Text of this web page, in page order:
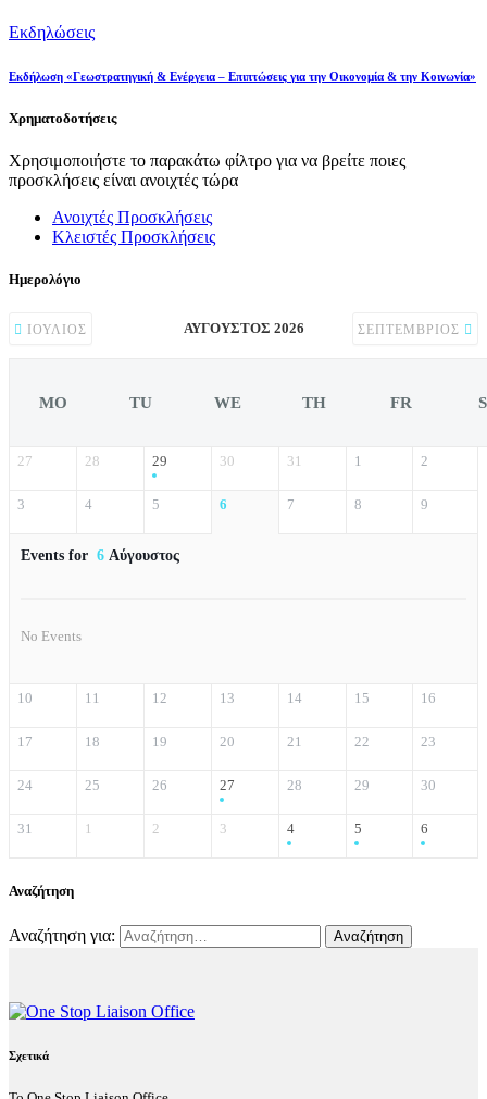
Εκδηλώσεις
Εκδήλωση «Γεωστρατηγική & Ενέργεια – Επιπτώσεις για την Οικονομία & την Κοινωνία»
Χρηματοδοτήσεις
Χρησιμοποιήστε το παρακάτω φίλτρο για να βρείτε ποιες
προσκλήσεις είναι ανοιχτές τώρα
Ανοιχτές Προσκλήσεις
Κλειστές Προσκλήσεις
Ημερολόγιο
ΙΟΎΛΙΟΣ ΑΎΓΟΥΣΤΟΣ 2026 ΣΕΠΤΈΜΒΡΙΟΣ
MO TU WE TH FR
27 28 29 30 31 1 2
3 4 5 6 7 8 9
Events for 6 Αύγουστος
No Events
10 11 12 13 14 15 16
17 18 19 20 21 22 23
24 25 26 27 28 29 30
31 1 2 3 4 5 6
Αναζήτηση
Αναζήτηση για:
Σχετικά